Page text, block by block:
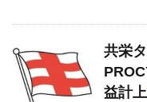
共栄
益計上